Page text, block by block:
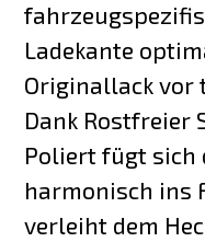
Ladekante
Originallack vor
Dank Rostfreier
Poliert fügt sich
harmonisch ins
verleiht dem